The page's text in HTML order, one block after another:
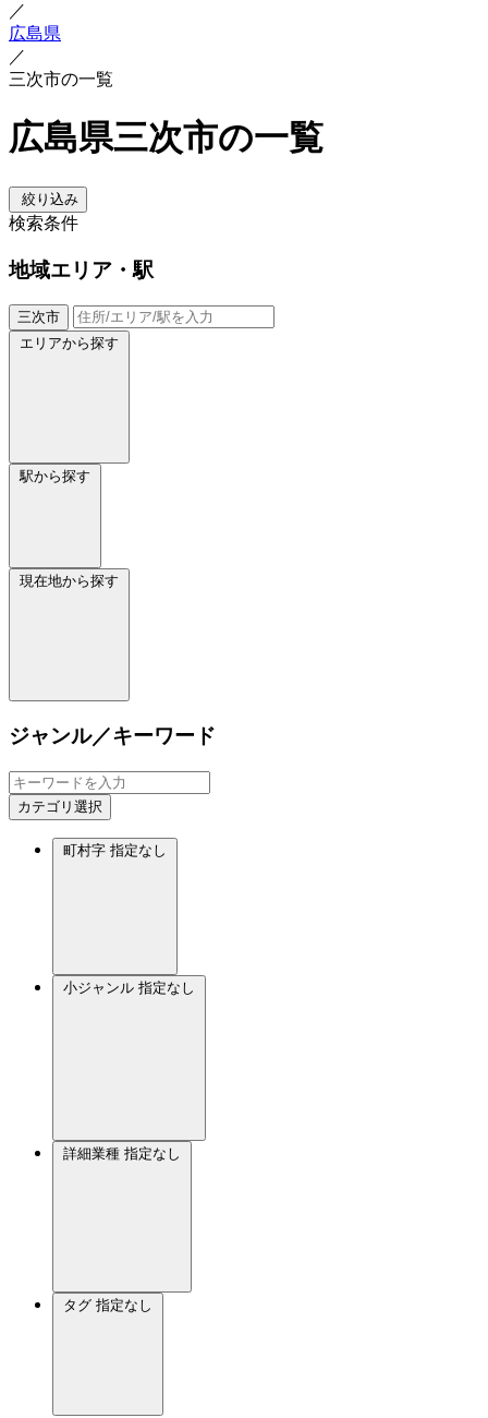
／
広島県
／
三次市の一覧
広島県三次市の一覧
絞り込み
検索条件
地域エリア・駅
三次市
エリアから探す
駅から探す
現在地から探す
ジャンル／キーワード
カテゴリ選択
町村字 指定なし
小ジャンル 指定なし
詳細業種 指定なし
タグ 指定なし